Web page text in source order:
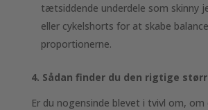
tætsiddende underdele som skinny
eller cykelshorts for at skabe
proportionerne.
4. Sådan finder du den rigtige
Er du nogensinde blevet i tvivl om,